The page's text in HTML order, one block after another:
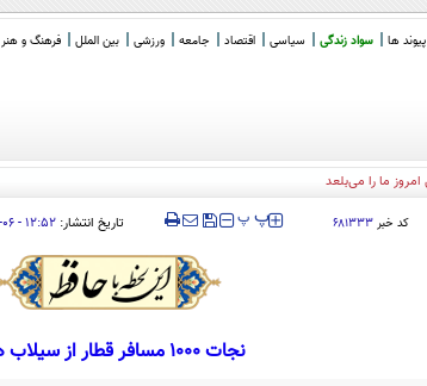
پیوند ها سواد زندگی سیاسی اقتصاد جامعه ورزشی بین الملل فرهنگ و هنر
کد خبر ۶۸۱۳۳۳ ‍‍‍ پپ تاریخ انتشار: ۱۲:۵۲ - ۰۶-۰۵-۱۳۹۸
نجات 1000 مسافر قطار از سیلاب هند